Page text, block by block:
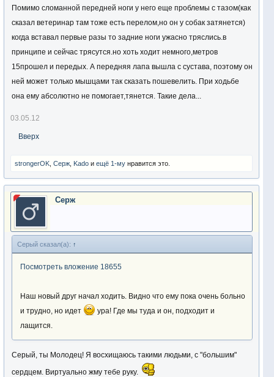
Помимо сломанной передней ноги у него еще проблемы с тазом(как
сказал ветеринар там тоже есть перелом,но он у собак затянется)
когда вставал первые разы то задние ноги ужасно тряслись.в
принципе и сейчас трясутся.но хоть ходит немного,метров
15прошел и передых. А передняя лапа вышла с сустава, поэтому он
ней может только мышцами так сказать пошевелить. При ходьбе
она ему абсолютно не помогает,тянется. Такие дела...
03.05.12
Вверх
strongerOK Серж Kado и ещё 1-му нравится это.
Серж
Серый сказал(а): ↑
Посмотреть вложение 18655
Наш новый друг начал ходить. Видно что ему пока очень больно
и трудно, но идет
ура! Где мы туда и он, подходит и
лащится.
Серый, ты Молодец! Я восхищаюсь такими людьми, с "большим"
сердцем. Виртуально жму тебе руку.